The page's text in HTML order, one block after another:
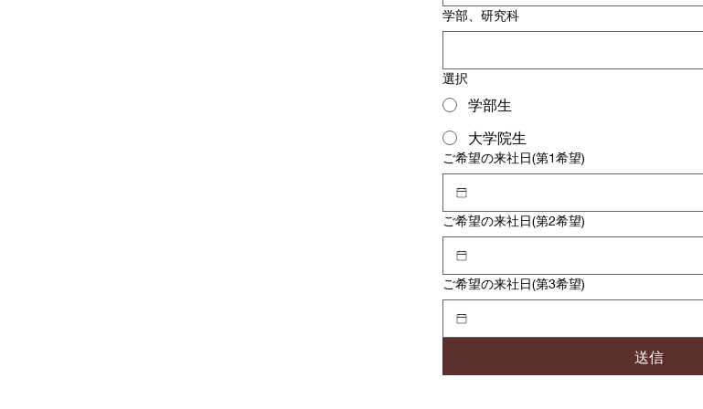
学部、研究科
選択
学部生
大学院生
ご希望の来社日(第1希望)
ご希望の来社日(第2希望)
ご希望の来社日(第3希望)
送信